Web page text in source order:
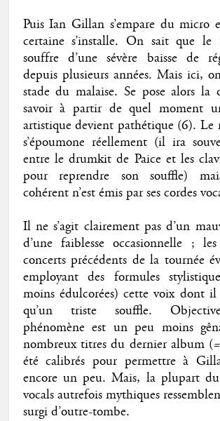
Puis Ian Gillan s’empare du micro
certaine s’installe. On sait que le
souffre d’une sévère baisse de
depuis plusieurs années. Mais ici,
stade du malaise. Se pose alors la
savoir à partir de quel moment
artistique devient pathétique (6). Le
s’époumone réellement (il ira
entre le drumkit de Paice et les
pour reprendre son souffle)
cohérent n’est émis par ses cordes
Il ne s’agit clairement pas d’un
d’une faiblesse occasionnelle ;
concerts précédents de la tournée
employant des formules
moins édulcorées) cette voix dont il
qu’un triste souffle.
phénomène est un peu moins
nombreux titres du dernier album (
été calibrés pour permettre à
encore un peu. Mais, la plupart
vocals autrefois mythiques
surgi d’outre-tombe.